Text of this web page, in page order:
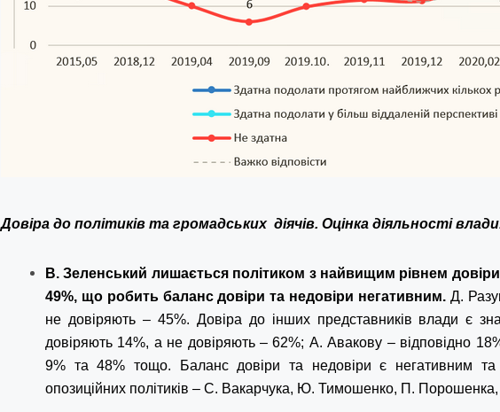
Довіра до політиків та громадських діячів. Оцінка діяльності
В. Зеленський лишається політиком з найвищим рівнем
49%, що робить баланс довіри та недовіри негативним. Д.
не довіряють – 45%. Довіра до інших представників влади є
довіряють 14%, а не довіряють – 62%; А. Авакову – відповідно
9% та 48% тощо. Баланс довіри та недовіри є негативним
опозиційних політиків – С. Вакарчука, Ю. Тимошенко, П.